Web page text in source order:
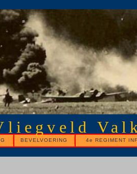
BEVELVOERING 4e REGIMENT